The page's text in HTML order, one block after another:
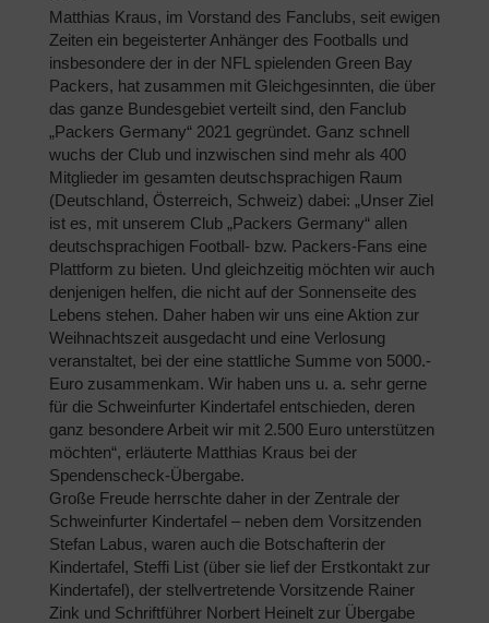
Matthias Kraus, im Vorstand des Fanclubs, seit ewigen
Zeiten ein begeisterter Anhänger des Footballs und
insbesondere der in der NFL spielenden Green Bay
Packers, hat zusammen mit Gleichgesinnten, die über
das ganze Bundesgebiet verteilt sind, den Fanclub
„Packers Germany“ 2021 gegründet. Ganz schnell
wuchs der Club und inzwischen sind mehr als 400
Mitglieder im gesamten deutschsprachigen Raum
(Deutschland, Österreich, Schweiz) dabei: „Unser Ziel
ist es, mit unserem Club „Packers Germany“ allen
deutschsprachigen Football- bzw. Packers-Fans eine
Plattform zu bieten. Und gleichzeitig möchten wir auch
denjenigen helfen, die nicht auf der Sonnenseite des
Lebens stehen. Daher haben wir uns eine Aktion zur
Weihnachtszeit ausgedacht und eine Verlosung
veranstaltet, bei der eine stattliche Summe von 5000.-
Euro zusammenkam. Wir haben uns u. a. sehr gerne
für die Schweinfurter Kindertafel entschieden, deren
ganz besondere Arbeit wir mit 2.500 Euro unterstützen
möchten“, erläuterte Matthias Kraus bei der
Spendenscheck-Übergabe.
Große Freude herrschte daher in der Zentrale der
Schweinfurter Kindertafel – neben dem Vorsitzenden
Stefan Labus, waren auch die Botschafterin der
Kindertafel, Steffi List (über sie lief der Erstkontakt zur
Kindertafel), der stellvertretende Vorsitzende Rainer
Zink und Schriftführer Norbert Heinelt zur Übergabe